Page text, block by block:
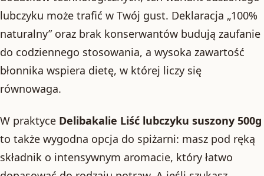
lubczyku może trafić w Twój gust. Deklaracja „100%
naturalny” oraz brak konserwantów budują zaufanie
do codziennego stosowania, a wysoka zawartość
błonnika wspiera dietę, w której liczy się
równowaga.
W praktyce Delibakalie Liść lubczyku suszony 500g
to także wygodna opcja do spiżarni: masz pod ręką
składnik o intensywnym aromacie, który łatwo